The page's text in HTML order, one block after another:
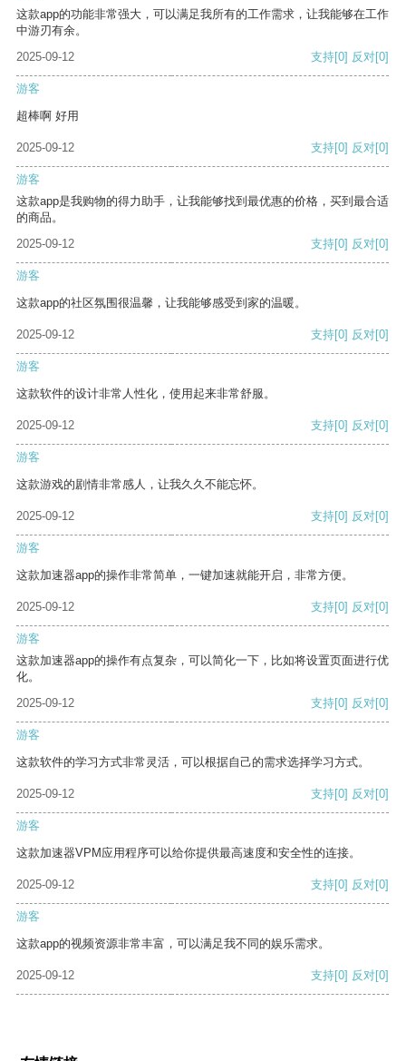
这款app的功能非常强大，可以满足我所有的工作需求，让我能够在工作
中游刃有余。
2025-09-12
支持[0] 反对[0]
游客
超棒啊 好用
2025-09-12 支持[0] 反对[0]
游客
这款app是我购物的得力助手，让我能够找到最优惠的价格，买到最合适
的商品。
2025-09-12
支持[0] 反对[0]
游客
这款app的社区氛围很温馨，让我能够感受到家的温暖。
2025-09-12 支持[0] 反对[0]
游客
这款软件的设计非常人性化，使用起来非常舒服。
2025-09-12 支持[0] 反对[0]
游客
这款游戏的剧情非常感人，让我久久不能忘怀。
2025-09-12 支持[0] 反对[0]
游客
这款加速器app的操作非常简单，一键加速就能开启，非常方便。
2025-09-12 支持[0] 反对[0]
游客
这款加速器app的操作有点复杂，可以简化一下，比如将设置页面进行优
化。
2025-09-12
支持[0] 反对[0]
游客
这款软件的学习方式非常灵活，可以根据自己的需求选择学习方式。
2025-09-12 支持[0] 反对[0]
游客
这款加速器VPM应用程序可以给你提供最高速度和安全性的连接。
2025-09-12 支持[0] 反对[0]
游客
这款app的视频资源非常丰富，可以满足我不同的娱乐需求。
2025-09-12 支持[0] 反对[0]